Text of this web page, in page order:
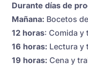
Durante días de
Mañana: Bocetos
12 horas: Comida y
16 horas: Lectura y
19 horas: Cena y